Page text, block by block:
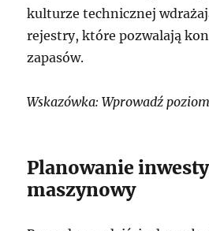
kulturze technicznej
rejestry, które pozwalają
zapasów.
Wskazówka: Wprowadź
Planowanie
maszynowy